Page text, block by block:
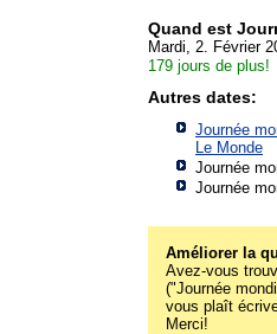
Quand est
Mardi, 2. Février
179 jours de plus!
Autres dates:
Journée
Le Monde
Journée
Journée
Améliorer la
Avez-vous
("Journée
vous plaît
Merci!